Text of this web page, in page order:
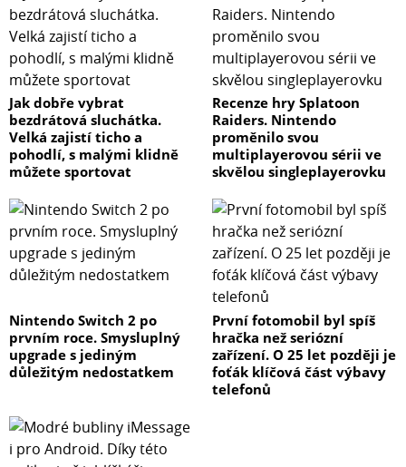
Jak dobře vybrat
bezdrátová sluchátka.
Velká zajistí ticho a
pohodlí, s malými klidně
můžete sportovat
Recenze hry Splatoon
Raiders. Nintendo
proměnilo svou
multiplayerovou sérii ve
skvělou singleplayerovku
Nintendo Switch 2 po
prvním roce. Smysluplný
upgrade s jediným
důležitým nedostatkem
První fotomobil byl spíš
hračka než seriózní
zařízení. O 25 let později je
foťák klíčová část výbavy
telefonů